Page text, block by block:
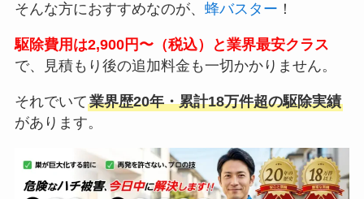
そんな方におすすめなのが、 蜂バスター ！
駆除費用は2,900円〜（税込）と業界最安クラス
で、見積もり後の追加料金も一切かかりません。
それでいて業界歴20年・累計18万件超の駆除実績
があります。